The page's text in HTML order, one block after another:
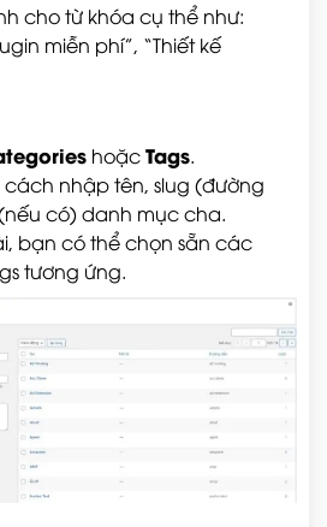
cho từ khóa cụ thể như:
miễn phí”, “Thiết kế
hoặcTags.
nhập tên, slug (đường
có) danh mục cha.
bạn có thể chọn sẵn các
tương ứng.